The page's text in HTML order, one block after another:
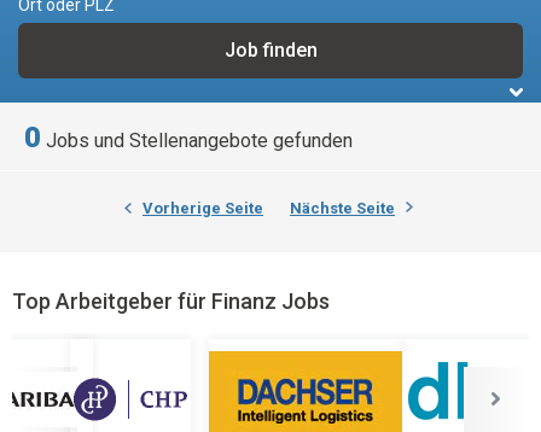
Ort oder PLZ
0 Jobs und Stellenangebote gefunden
Vorherige Seite Nächste Seite
Top Arbeitgeber für Finanz Jobs